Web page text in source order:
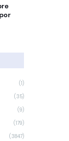
(1)
(35)
(9)
(179)
(3847)